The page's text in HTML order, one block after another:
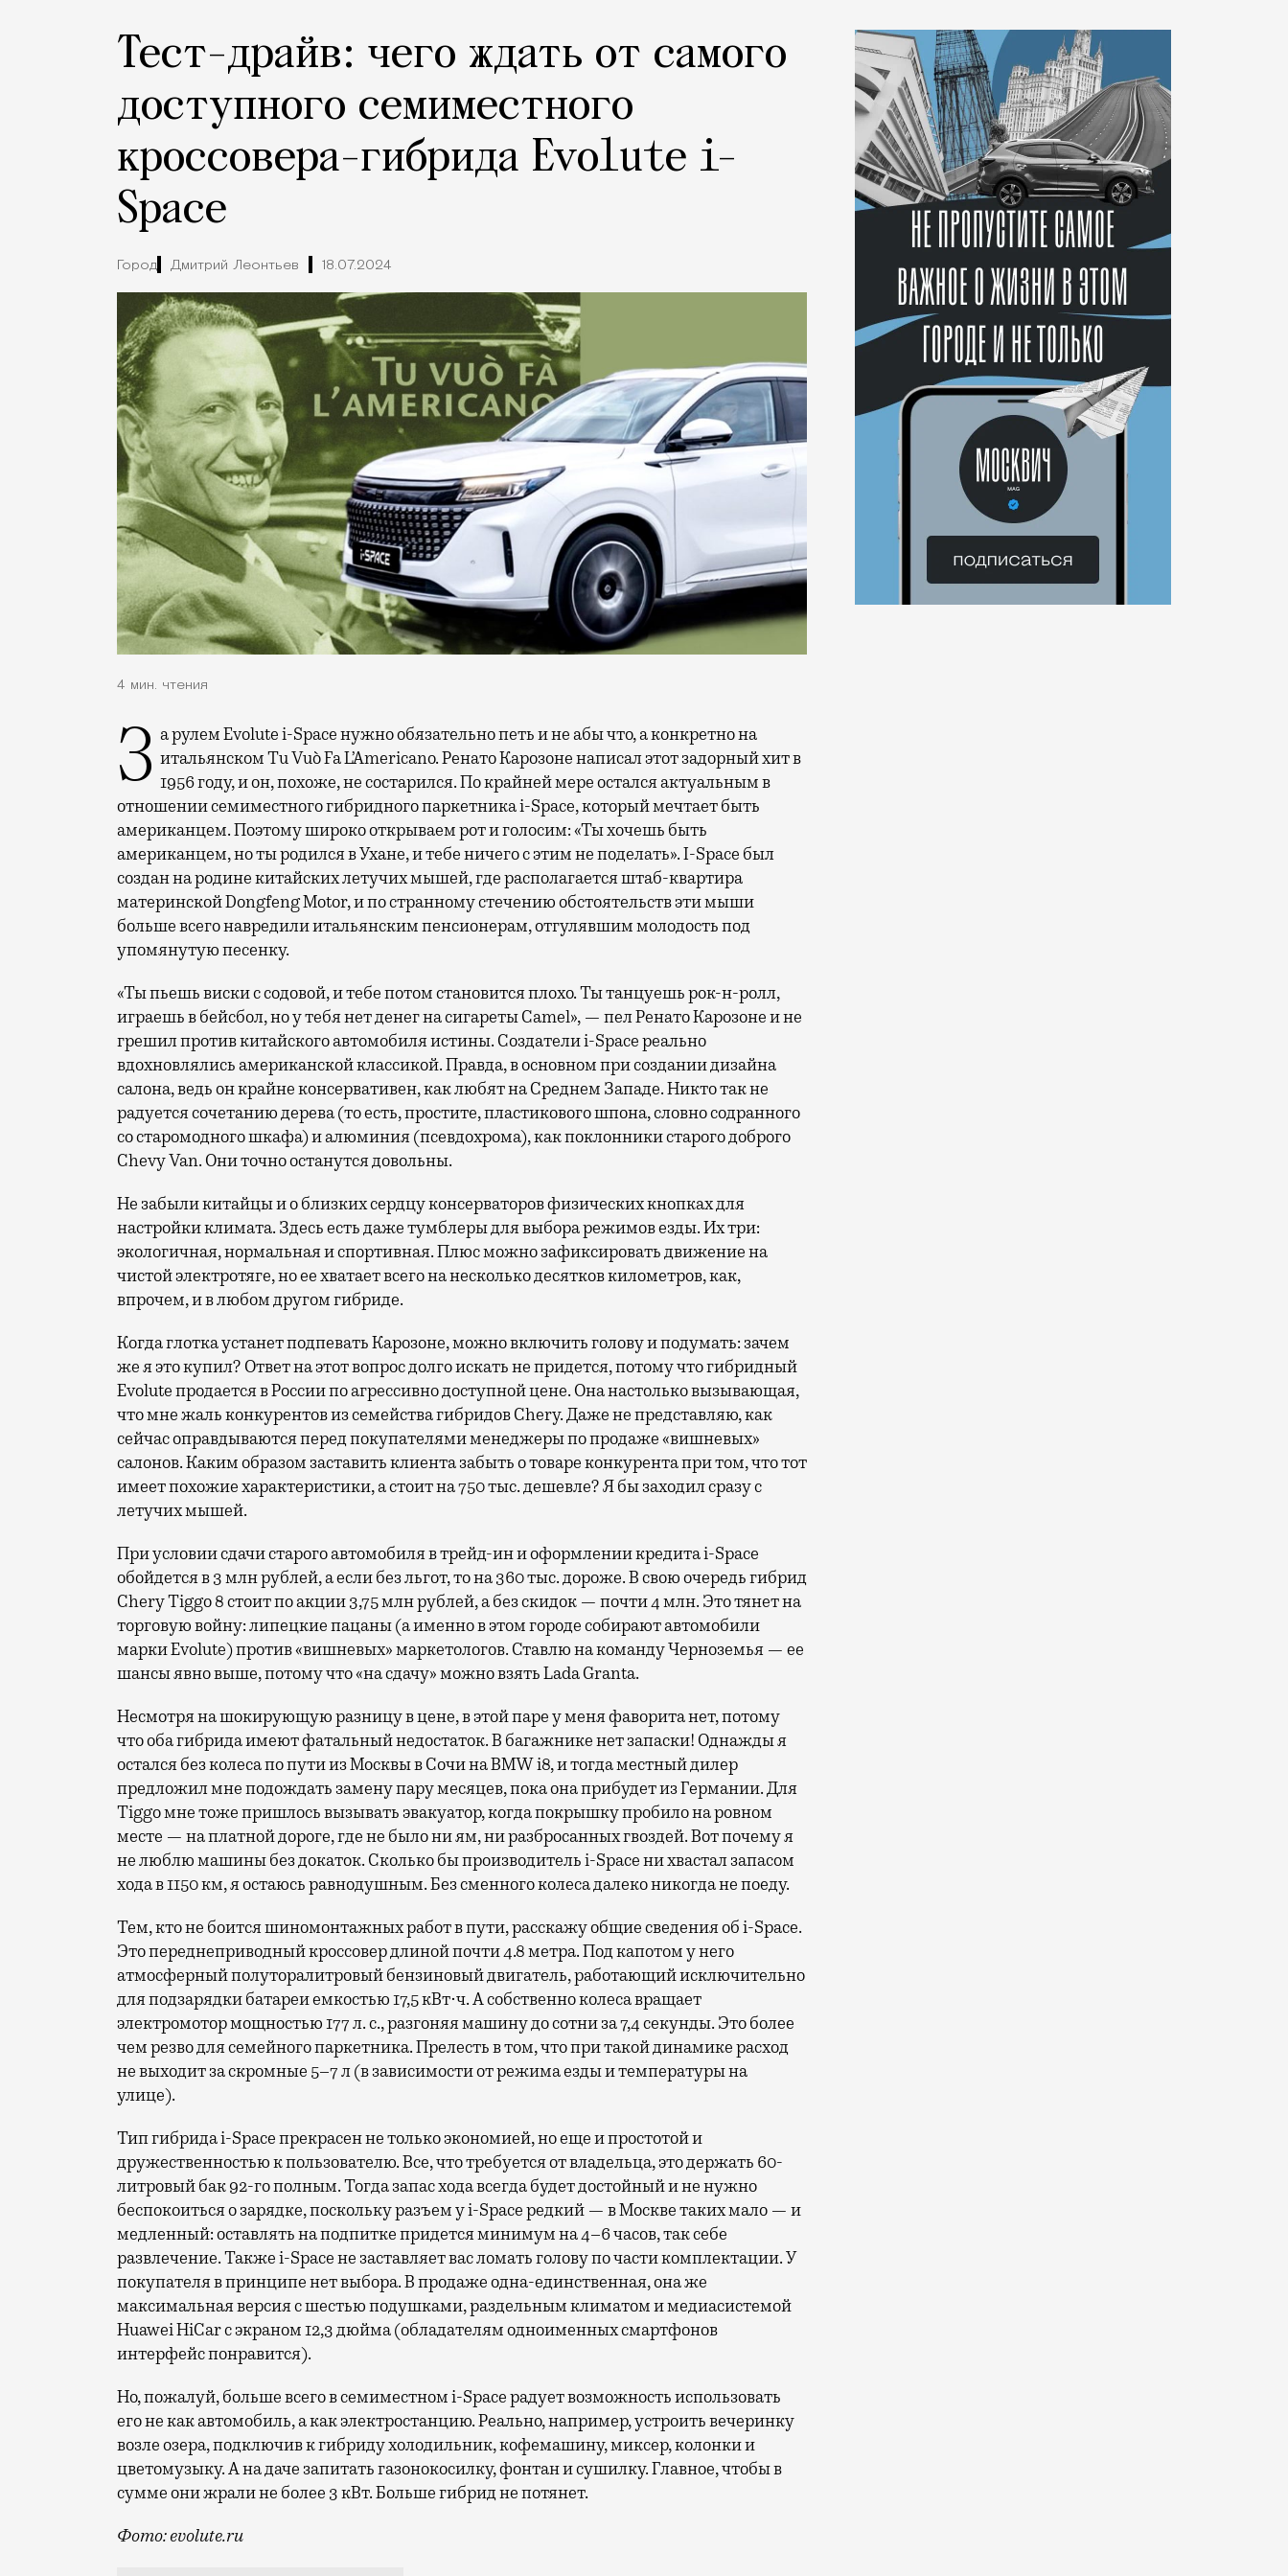
Тест-драйв: чего ждать от самого
доступного семиместного
кроссовера-гибрида Evolute i-
Space
Город Дмитрий Леонтьев 18.07.2024
4 мин. чтения
За рулем Evolute i-Space нужно обязательно петь и не абы что, а конкретно на итальянском Tu Vuò Fa L’Americano. Ренато Карозоне написал этот задорный хит в
1956 году, и он, похоже, не состарился. По крайней мере остался актуальным в
отношении семиместного гибридного паркетника i-Space, который мечтает быть
американцем. Поэтому широко открываем рот и голосим: «Ты хочешь быть
американцем, но ты родился в Ухане, и тебе ничего с этим не поделать». I-Space был
создан на родине китайских летучих мышей, где располагается штаб-квартира
материнской Dongfeng Motor, и по странному стечению обстоятельств эти мыши
больше всего навредили итальянским пенсионерам, отгулявшим молодость под
упомянутую песенку.
«Ты пьешь виски с содовой, и тебе потом становится плохо. Ты танцуешь рок-н-ролл,
играешь в бейсбол, но у тебя нет денег на сигареты Camel», — пел Ренато Карозоне и не
грешил против китайского автомобиля истины. Создатели i-Space реально
вдохновлялись американской классикой. Правда, в основном при создании дизайна
салона, ведь он крайне консервативен, как любят на Среднем Западе. Никто так не
радуется сочетанию дерева (то есть, простите, пластикового шпона, словно содранного
со старомодного шкафа) и алюминия (псевдохрома), как поклонники старого доброго
Chevy Van. Они точно останутся довольны.
Не забыли китайцы и о близких сердцу консерваторов физических кнопках для
настройки климата. Здесь есть даже тумблеры для выбора режимов езды. Их три:
экологичная, нормальная и спортивная. Плюс можно зафиксировать движение на
чистой электротяге, но ее хватает всего на несколько десятков километров, как,
впрочем, и в любом другом гибриде.
Когда глотка устанет подпевать Карозоне, можно включить голову и подумать: зачем
же я это купил? Ответ на этот вопрос долго искать не придется, потому что гибридный
Evolute продается в России по агрессивно доступной цене. Она настолько вызывающая,
что мне жаль конкурентов из семейства гибридов Chery. Даже не представляю, как
сейчас оправдываются перед покупателями менеджеры по продаже «вишневых»
салонов. Каким образом заставить клиента забыть о товаре конкурента при том, что тот
имеет похожие характеристики, а стоит на 750 тыс. дешевле? Я бы заходил сразу с
летучих мышей.
При условии сдачи старого автомобиля в трейд-ин и оформлении кредита i-Space
обойдется в 3 млн рублей, а если без льгот, то на 360 тыс. дороже. В свою очередь гибрид
Chery Tiggo 8 стоит по акции 3,75 млн рублей, а без скидок — почти 4 млн. Это тянет на
торговую войну: липецкие пацаны (а именно в этом городе собирают автомобили
марки Evolute) против «вишневых» маркетологов. Ставлю на команду Черноземья — ее
шансы явно выше, потому что «на сдачу» можно взять Lada Granta.
Несмотря на шокирующую разницу в цене, в этой паре у меня фаворита нет, потому
что оба гибрида имеют фатальный недостаток. В багажнике нет запаски! Однажды я
остался без колеса по пути из Москвы в Сочи на BMW i8, и тогда местный дилер
предложил мне подождать замену пару месяцев, пока она прибудет из Германии. Для
Tiggo мне тоже пришлось вызывать эвакуатор, когда покрышку пробило на ровном
месте — на платной дороге, где не было ни ям, ни разбросанных гвоздей. Вот почему я
не люблю машины без докаток. Сколько бы производитель i-Space ни хвастал запасом
хода в 1150 км, я остаюсь равнодушным. Без сменного колеса далеко никогда не поеду.
Тем, кто не боится шиномонтажных работ в пути, расскажу общие сведения об i-Space.
Это переднеприводный кроссовер длиной почти 4.8 метра. Под капотом у него
атмосферный полуторалитровый бензиновый двигатель, работающий исключительно
для подзарядки батареи емкостью 17,5 кВт·ч. А собственно колеса вращает
электромотор мощностью 177 л. с., разгоняя машину до сотни за 7,4 секунды. Это более
чем резво для семейного паркетника. Прелесть в том, что при такой динамике расход
не выходит за скромные 5–7 л (в зависимости от режима езды и температуры на
улице).
Тип гибрида i-Space прекрасен не только экономией, но еще и простотой и
дружественностью к пользователю. Все, что требуется от владельца, это держать 60-
литровый бак 92-го полным. Тогда запас хода всегда будет достойный и не нужно
беспокоиться о зарядке, поскольку разъем у i-Space редкий — в Москве таких мало — и
медленный: оставлять на подпитке придется минимум на 4–6 часов, так себе
развлечение. Также i-Space не заставляет вас ломать голову по части комплектации. У
покупателя в принципе нет выбора. В продаже одна-единственная, она же
максимальная версия с шестью подушками, раздельным климатом и медиасистемой
Huawei HiCar с экраном 12,3 дюйма (обладателям одноименных смартфонов
интерфейс понравится).
Но, пожалуй, больше всего в семиместном i-Space радует возможность использовать
его не как автомобиль, а как электростанцию. Реально, например, устроить вечеринку
возле озера, подключив к гибриду холодильник, кофемашину, миксер, колонки и
цветомузыку. А на даче запитать газонокосилку, фонтан и сушилку. Главное, чтобы в
сумме они жрали не более 3 кВт. Больше гибрид не потянет.
Фото: evolute.ru